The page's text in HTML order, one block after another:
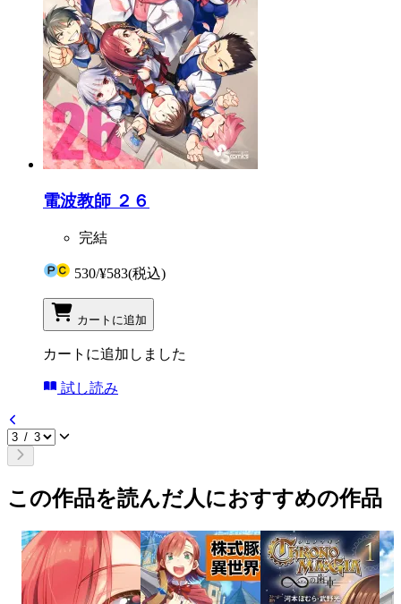
電波教師 ２６
完結
530/¥583(税込)
カートに追加
カートに追加しました
試し読み
この作品を読んだ人におすすめの作品